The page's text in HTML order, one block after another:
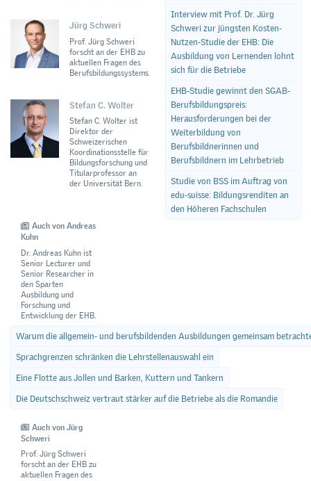
Jürg Schweri
Prof. Jürg Schweri
forscht an der EHB zu
aktuellen Fragen des
Berufsbildungssystems.
Stefan C. Wolter
Stefan C. Wolter ist
Direktor der
Schweizerischen
Koordinationsstelle für
Bildungsforschung und
Titularprofessor an
der Universität Bern.
Auch von Andreas
Kuhn
Dr. Andreas Kuhn ist
Senior Lecturer und
Senior Researcher in
den Sparten
Ausbildung und
Forschung und
Entwicklung der EHB.
Warum die allgemein- und berufsbildenden Ausbildungen gemeinsam
Sprachgrenzen schränken die Lehrstellenauswahl ein
Eine Flotte aus Jollen und Barken, Kuttern und Tankern
Die Deutschschweiz vertraut stärker auf die Betriebe als die Romandie
Auch von Jürg
Schweri
Prof. Jürg Schweri
forscht an der EHB zu
aktuellen Fragen des
Interview mit Prof. Dr. Jürg
Schweri zur jüngsten Kosten-
Nutzen-Studie der EHB: Die
Ausbildung von Lernenden lohnt
sich für die Betriebe
EHB-Studie gewinnt den SGAB-
Berufsbildungspreis:
Herausforderungen bei der
Weiterbildung von
Berufsbildnerinnen und
Berufsbildnern im Lehrbetrieb
Studie von BSS im Auftrag von
edu-suisse: Bildungsrenditen an
den Höheren Fachschulen